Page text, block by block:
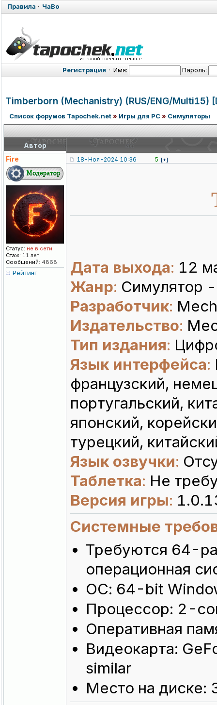
Правила · ЧаВо
Регистрация · Имя: Пароль:
Timberborn (Mechanistry) (RUS/ENG/Multi15)
Список форумов Tapochek.net» Игры для PC» Симуляторы
Автор
Fire
Статус: не в сети
Стаж: 11 лет
Сообщений: 4868
Рейтинг
18-Ноя-2024 10:36 5 [+]
Дата выхода: 12
Жанр: Симулятор
Разработчик:
Издательство:
Тип издания:
Язык интерфейса:
французский,
португальский,
японский,
турецкий,
Язык озвучки:
Таблетка: Не
Версия игры:
Системные
Требуются 64-
операционная
ОС: 64-bit
Процессор: 2-
Оперативная
Видеокарта:
similar
Место на диске: